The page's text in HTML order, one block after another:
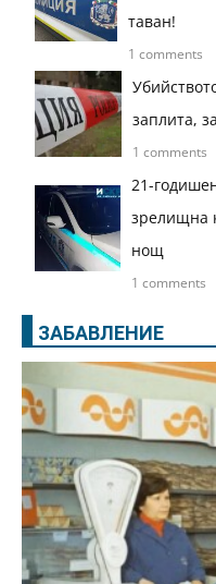
таван!
1 comments
заплита,
1 comments
21-
зрелищна
нощ
1 comments
ЗАБАВЛЕНИЕ